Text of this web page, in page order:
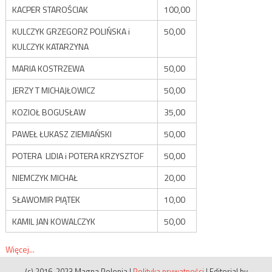
KACPER STAROŚCIAK
100,00
KULCZYK GRZEGORZ POLIŃSKA i
KULCZYK KATARZYNA
50,00
MARIA KOSTRZEWA
50,00
JERZY T MICHAJŁOWICZ
50,00
KOZIOŁ BOGUSŁAW
35,00
PAWEŁ ŁUKASZ ZIEMIAŃSKI
50,00
POTERA LIDIA i POTERA KRZYSZTOF
50,00
NIEMCZYK MICHAŁ
20,00
SŁAWOMIR PIĄTEK
10,00
KAMIL JAN KOWALCZYK
50,00
Więcej...